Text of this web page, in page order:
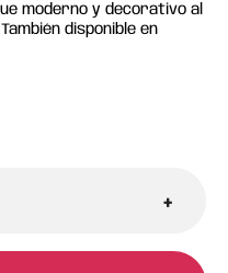
moderno y decorativo al
disponible en
+